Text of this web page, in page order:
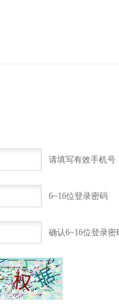
请填写有效手机号
6~16位登录密码
确认6~16位登录密